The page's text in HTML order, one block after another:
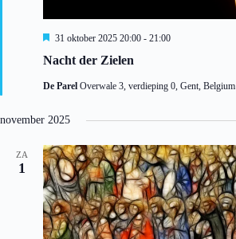
Nacht der Zielen
U
t
e
i
c
t
31 oktober 2025 20:00 - 21:00
De Parel Overwale 3, verdieping 0, Gent, Belgium
november 2025
ZA
1